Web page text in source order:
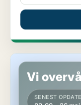
Lagerejendom i
Vi
SENEST